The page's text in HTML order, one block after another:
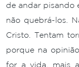
de andar pisando
não quebrá-los.
Cristo. Tentam
porque na
for a vida, mais